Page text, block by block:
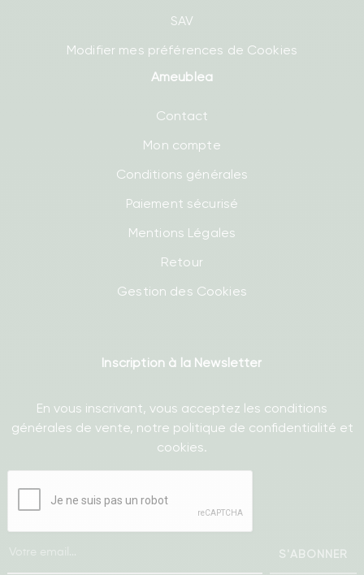
SAV
Modifier mes préférences de Cookies
Ameublea
Contact
Mon compte
Conditions générales
Paiement sécurisé
Mentions Légales
Retour
Gestion des Cookies
Inscription à la Newsletter
En vous inscrivant, vous acceptez les conditions
générales de vente, notre politique de confidentialité et
cookies.
S'ABONNER